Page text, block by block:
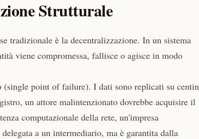
Strutturale
tradizionale è la decentralizzazione. In un sistema
viene compromessa, fallisce o agisce in modo
point of failure). I dati sono replicati su
un attore malintenzionato dovrebbe acquisire il
computazionale della rete, un'impresa
a un intermediario, ma è garantita dalla